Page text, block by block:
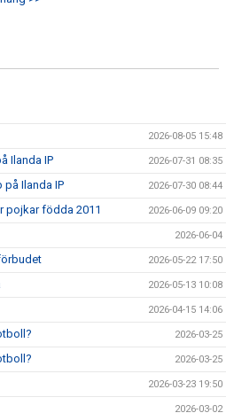
2026-08-05 15:48
Ilanda IP 2026-07-31 08:35
Ilanda IP 2026-07-30 08:44
pojkar födda 2011 2026-06-09 09:20
2026-06-04
2026-05-22 17:50
2026-05-13 10:08
2026-04-15 14:06
2026-03-25
2026-03-25
2026-03-23 19:50
2026-03-02